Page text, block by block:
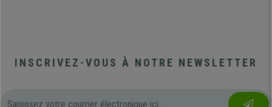
INSCRIVEZ-VOUS À NOTRE NEWSLETTER